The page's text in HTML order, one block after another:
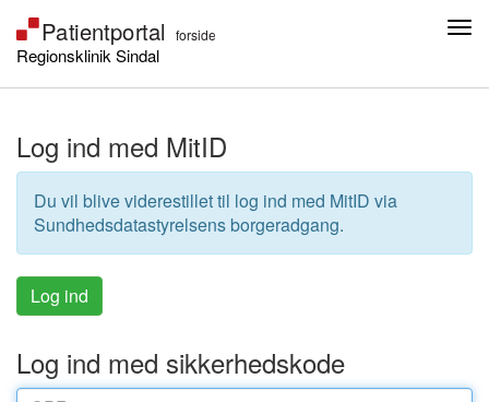
Regionsklinik Sindal
Log ind med MitID
Du vil blive viderestillet til log ind med MitID via
Sundhedsdatastyrelsens borgeradgang.
Log ind med sikkerhedskode